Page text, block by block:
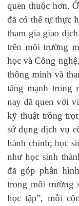
quen thuộc hơn.
đã có thể tự thực
tham gia giao
trên môi trường
học và Công
thông minh và
tăng mạnh trong
nay đã quen với
kỹ thuật trồng
sử dụng dịch vụ
hành chính; học
như học sinh
đã góp phần
trong môi trường
học tập”, mỗi